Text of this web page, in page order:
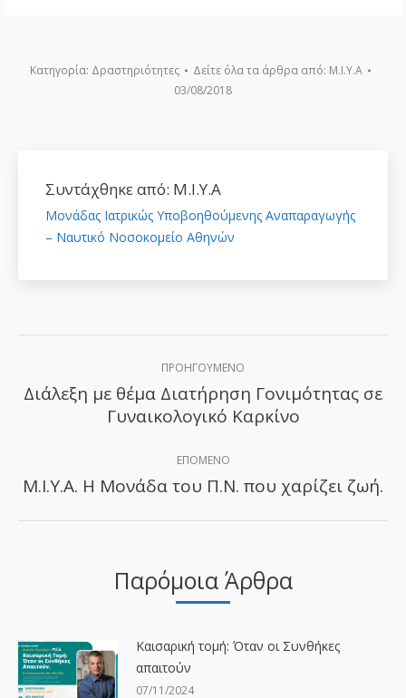
Κατηγορία: Δραστηριότητες Δείτε όλα τα άρθρα από: Μ.Ι.Υ.Α
03/08/2018
Συντάχθηκε από: Μ.Ι.Υ.Α
Μονάδας Ιατρικώς Υποβοηθούμενης Αναπαραγωγής
– Ναυτικό Νοσοκομείο Αθηνών
navigation
ΠΡΟΗΓΟΎΜΕΝΟ
Προηγούμενο
άρθρο:
Διάλεξη με θέμα Διατήρηση Γονιμότητας σε
Γυναικολογικό Καρκίνο
ΕΠΌΜΕΝΟ
Επόμενο
Μ.Ι.Υ.Α. H Μονάδα του Π.Ν. που χαρίζει ζωή.
Παρόμοια Άρθρα
Καισαρική τομή: Όταν οι Συνθήκες
απαιτούν
07/11/2024